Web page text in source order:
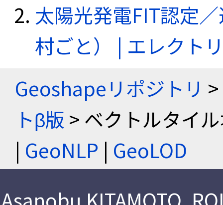
太陽光発電FIT認定
村ごと） | エレクト
Geoshapeリポジトリ >
トβ版 > ベクトルタイ
| GeoNLP | GeoLOD